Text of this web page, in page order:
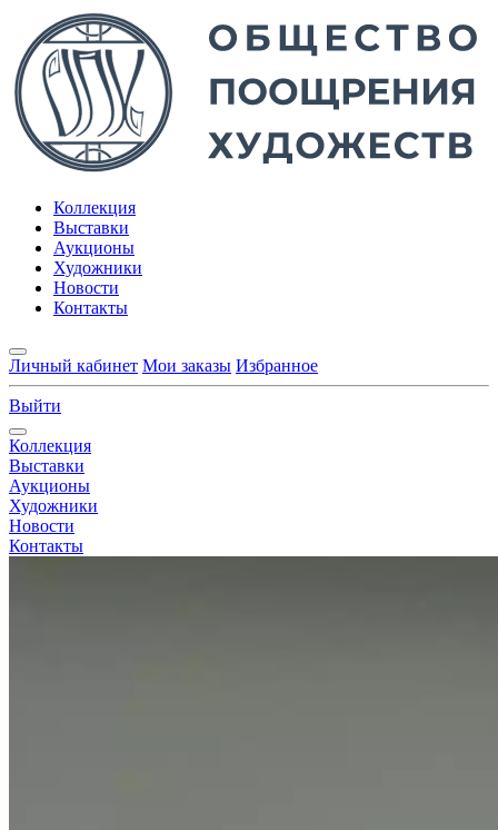
Коллекция
Выставки
Аукционы
Художники
Новости
Контакты
Личный кабинет Мои заказы Избранное
Выйти
Коллекция
Выставки
Аукционы
Художники
Новости
Контакты